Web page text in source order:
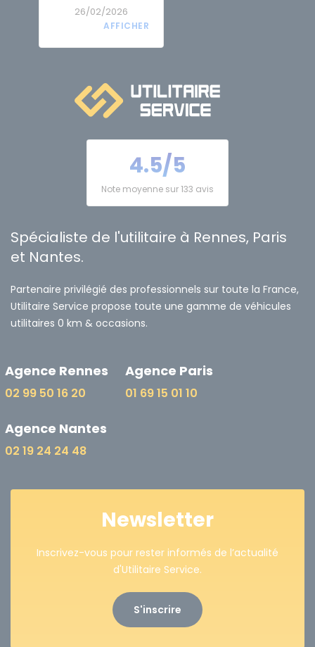
26/02/2026
4.5/5
Note moyenne sur 133 avis
Spécialiste de l'utilitaire à Rennes, Paris
et Nantes.
Partenaire privilégié des professionnels sur toute la France,
Utilitaire Service propose toute une gamme de véhicules
utilitaires 0 km & occasions.
Agence Rennes
02 99 50 16 20
Agence Paris
01 69 15 01 10
Agence Nantes
02 19 24 24 48
Newsletter
Inscrivez-vous pour rester informés de l’actualité
d'Utilitaire Service.
S'inscrire